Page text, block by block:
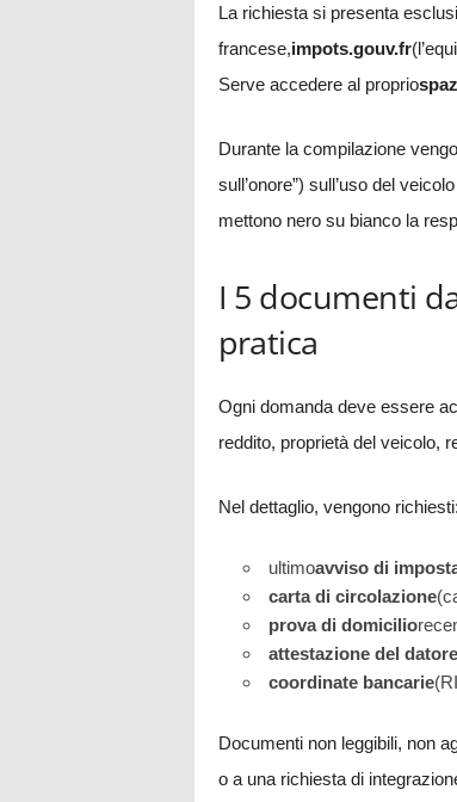
La richiesta si presenta
francese,impots.gouv.fr
Serve accedere al proprio
Durante la compilazione
sull’onore”) sull’uso del
mettono nero su bianco la
I 5 documenti
pratica
Ogni domanda deve essere
reddito, proprietà del veicolo,
Nel dettaglio, vengono richiesti:
ultimoavviso di
carta di circolazione
prova di domicilio
attestazione del
coordinate bancarie
Documenti non leggibili, non
o a una richiesta di